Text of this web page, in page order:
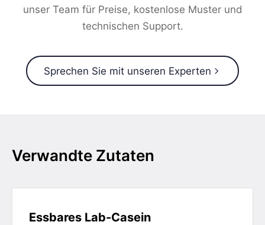
unser Team für Preise, kostenlose Muster und
technischen Support.
Sprechen Sie mit unseren Experten
Verwandte Zutaten
Essbares Lab-Casein